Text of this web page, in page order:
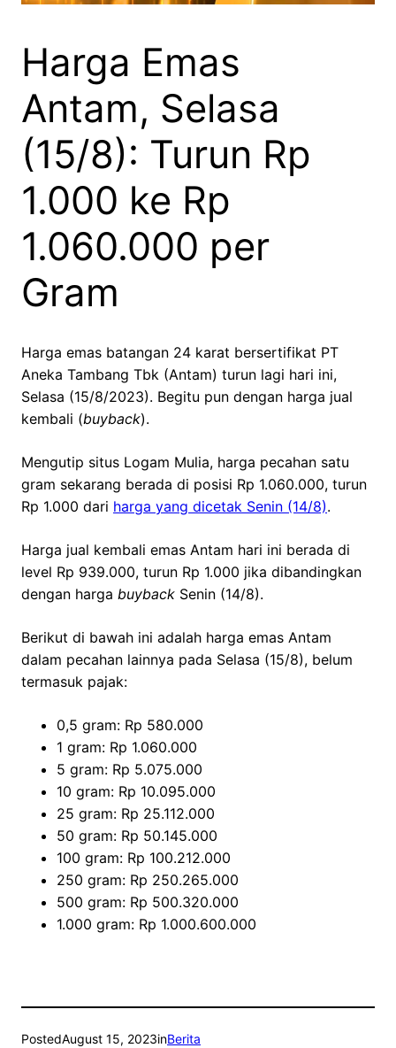
Harga Emas
Antam, Selasa
(15/8): Turun Rp
1.000 ke Rp
1.060.000 per
Gram
Harga emas batangan 24 karat bersertifikat PT
Aneka Tambang Tbk (Antam) turun lagi hari ini,
Selasa (15/8/2023). Begitu pun dengan harga jual
kembali (buyback).
Mengutip situs Logam Mulia, harga pecahan satu
gram sekarang berada di posisi Rp 1.060.000, turun
Rp 1.000 dari harga yang dicetak Senin (14/8).
Harga jual kembali emas Antam hari ini berada di
level Rp 939.000, turun Rp 1.000 jika dibandingkan
dengan harga buyback Senin (14/8).
Berikut di bawah ini adalah harga emas Antam
dalam pecahan lainnya pada Selasa (15/8), belum
termasuk pajak:
0,5 gram: Rp 580.000
1 gram: Rp 1.060.000
5 gram: Rp 5.075.000
10 gram: Rp 10.095.000
25 gram: Rp 25.112.000
50 gram: Rp 50.145.000
100 gram: Rp 100.212.000
250 gram: Rp 250.265.000
500 gram: Rp 500.320.000
1.000 gram: Rp 1.000.600.000
PostedAugust 15, 2023inBerita